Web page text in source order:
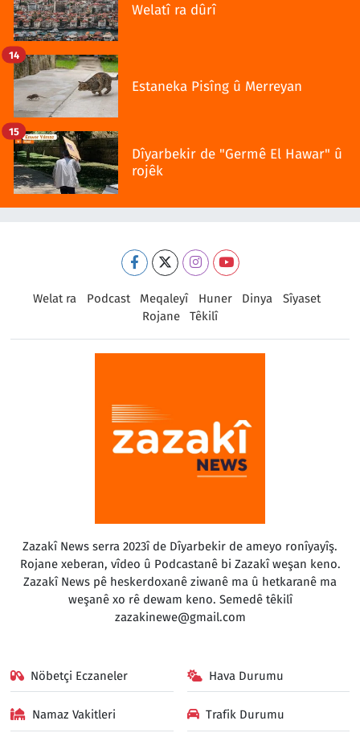
Welatî ra dûrî
Estaneka Pisîng û Merreyan
14
Dîyarbekir de "Germê El Hawar" û
rojêk
15
Welat ra Podcast Meqaleyî Huner Dinya
Sîyaset
Rojane
Têkilî
Zazakî News serra 2023î de Dîyarbekir de ameyo ronîyayîş.
Rojane xeberan, vîdeo û Podcastanê bi Zazakî weşan keno.
Zazakî News pê heskerdoxanê ziwanê ma û hetkaranê ma
weşanê xo rê dewam keno. Semedê têkilî
zazakinewe@gmail.com
Nöbetçi Eczaneler Hava Durumu
Namaz Vakitleri Trafik Durumu